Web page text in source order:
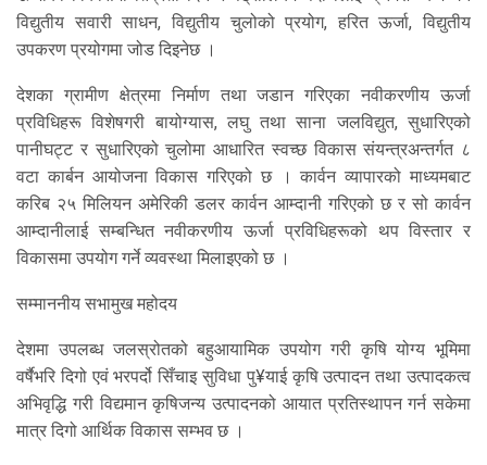
विद्युतीय सवारी साधन, विद्युतीय चुलोको प्रयोग, हरित ऊर्जा, विद्युतीय
उपकरण प्रयोगमा जोड दिइनेछ ।
देशका ग्रामीण क्षेत्रमा निर्माण तथा जडान गरिएका नवीकरणीय ऊर्जा
प्रविधिहरू विशेषगरी बायोग्यास, लघु तथा साना जलविद्युत, सुधारिएको
पानीघट्ट र सुधारिएको चुलोमा आधारित स्वच्छ विकास संयन्त्रअन्तर्गत ८
वटा कार्बन आयोजना विकास गरिएको छ । कार्वन व्यापारको माध्यमबाट
करिब २५ मिलियन अमेरिकी डलर कार्वन आम्दानी गरिएको छ र सो कार्वन
आम्दानीलाई सम्बन्धित नवीकरणीय ऊर्जा प्रविधिहरूको थप विस्तार र
विकासमा उपयोग गर्ने व्यवस्था मिलाइएको छ ।
सम्माननीय सभामुख महोदय
देशमा उपलब्ध जलस्रोतको बहुआयामिक उपयोग गरी कृषि योग्य भूमिमा
वर्षैभरि दिगो एवं भरपर्दो सिँचाइ सुविधा पु¥याई कृषि उत्पादन तथा उत्पादकत्व
अभिवृद्धि गरी विद्यमान कृषिजन्य उत्पादनको आयात प्रतिस्थापन गर्न सकेमा
मात्र दिगो आर्थिक विकास सम्भव छ ।